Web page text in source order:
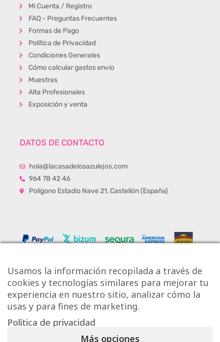
Mi Cuenta / Registro
FAQ - Preguntas Frecuentes
Formas de Pago
Política de Privacidad
Condiciones Generales
Cómo calcular gastos envío
Muestras
Alta Profesionales
Exposición y venta
DATOS DE CONTACTO
hola@lacasadelosazulejos.com
964 78 42 46
Polígono Estadio Nave 21, Castellón (España)
Copyright © Onlytiles S.L.
Usamos la información recopilada a través de
cookies y tecnologías similares para mejorar tu
experiencia en nuestro sitio, analizar cómo la
usas y para fines de marketing.
Política de privacidad
Más opciones